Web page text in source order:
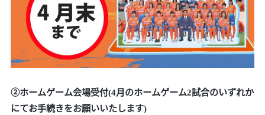
②ホームゲーム会場受付(4月のホームゲーム2試合のいずれか
にてお手続きをお願いいたします)